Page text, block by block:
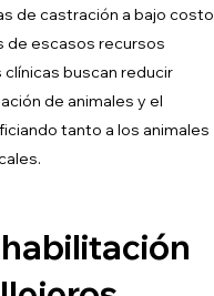
de castración a bajo costo
de escasos recursos
buscan reducir
de animales y el
tanto a los animales